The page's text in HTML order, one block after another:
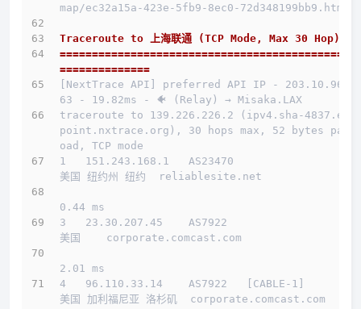
map/ec32a15a-423e-5fb9-8ec0-72d348199bb9.html
Traceroute to 上海联通 (TCP Mode, Max 30 Hop)
==============================================
==============
[NextTrace API] preferred API IP - 203.10.96.1
63 - 19.82ms - 🐠 (Relay) → Misaka.LAX
traceroute to 139.226.226.2 (ipv4.sha-4837.end
point.nxtrace.org), 30 hops max, 52 bytes payl
oad, TCP mode
1   151.243.168.1   AS23470
美国 纽约州 纽约  reliablesite.net
0.44 ms
3   23.30.207.45    AS7922
美国    corporate.comcast.com
2.01 ms
4   96.110.33.14    AS7922   [CABLE-1]
美国 加利福尼亚 洛杉矶  corporate.comcast.com